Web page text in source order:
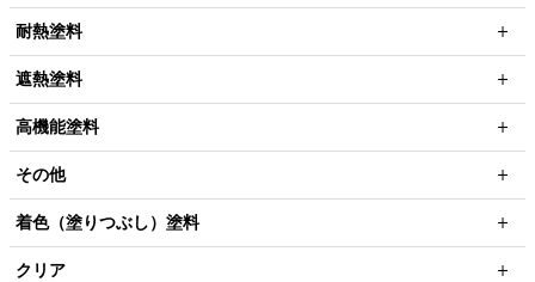
耐熱塗料
遮熱塗料
高機能塗料
その他
着色（塗りつぶし）塗料
クリア